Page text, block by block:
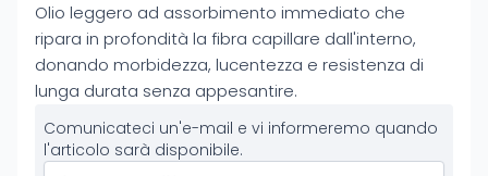
Olio leggero ad assorbimento immediato che
ripara in profondità la fibra capillare dall'interno,
donando morbidezza, lucentezza e resistenza di
lunga durata senza appesantire.
Comunicateci un'e-mail e vi informeremo quando
l'articolo sarà disponibile.